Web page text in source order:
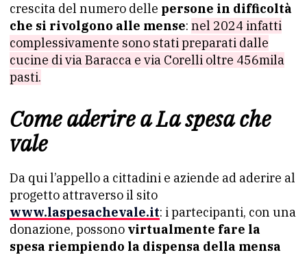
crescita del numero delle persone in difficoltà
che si rivolgono alle mense: nel 2024 infatti
complessivamente sono stati preparati dalle
cucine di via Baracca e via Corelli oltre 456mila
pasti.
Come aderire a La spesa che
vale
Da qui l’appello a cittadini e aziende ad aderire al
progetto attraverso il sito
www.laspesachevale.it: i partecipanti, con una
donazione, possono virtualmente fare la
spesa riempiendo la dispensa della mensa